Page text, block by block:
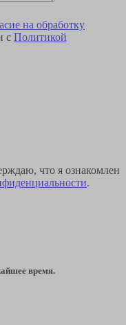
на обработку
с Политикой
что я ознакомлен
.
время.